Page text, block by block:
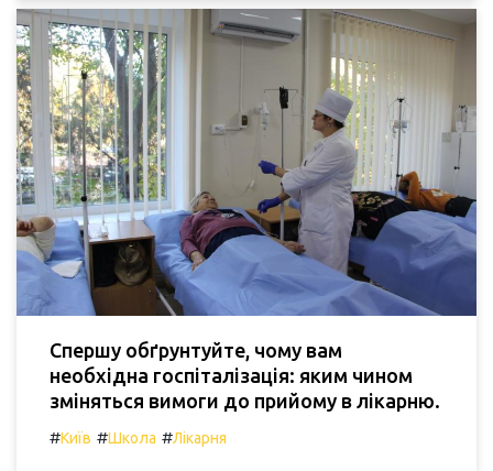
Спершу обґрунтуйте, чому вам
необхідна госпіталізація: яким чином
зміняться вимоги до прийому в лікарню.
#Київ #Школа #Лікарня